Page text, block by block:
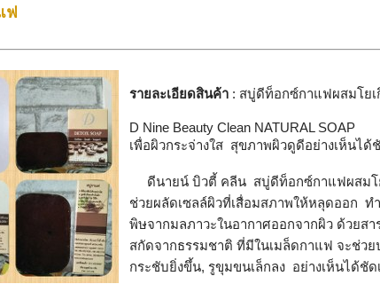
ฟ
รายละเอียดสินค้า : สบู่ดีท็อกซ์กาแ
D Nine Beauty Clean NATURAL SOAP
เพื่อผิวกระจ่างใส สุขภาพผิวดูดีอย่างเห็นได้
ดีนายน์ บิวตี้ คลีน สบู่ดีท็อกซ์กาแฟผสมโ
ช่วยผลัดเซลล์ผิวที่เสื่อมสภาพให้หลุดออก ท
พิษจากมลภาวะในอากาศออกจากผิว ด้วยสา
สกัดจากธรรมชาติ ที่มีในเมล็ดกาแฟ จะช่ว
กระชับยิ่งขึ้น, รูขุมขนเล็กลง อย่างเห็นได้ชัด